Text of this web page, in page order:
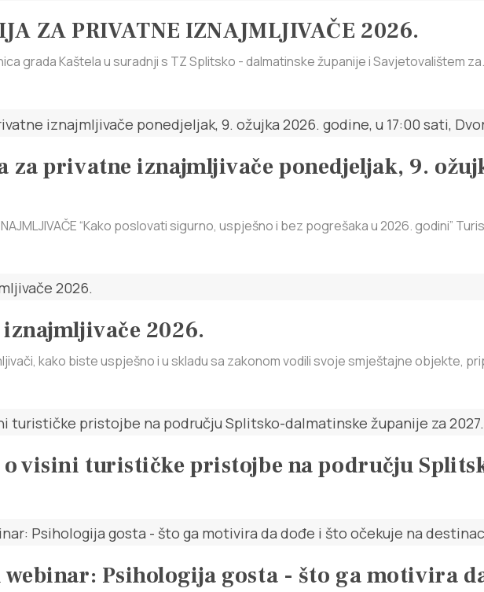
ZA PRIVATNE IZNAJMLJIVAČE 2026.
grada Kaštela u suradnji s TZ Splitsko - dalmatinske županije i Savjetovalištem
za privatne iznajmljivače ponedjeljak, 9.
“Kako poslovati sigurno, uspješno i bez pogrešaka u 2026. godini”
2026.
kako biste uspješno i u skladu sa zakonom vodili svoje smještajne objekte,
o visini turističke pristojbe na području
webinar: Psihologija gosta - što ga motivira